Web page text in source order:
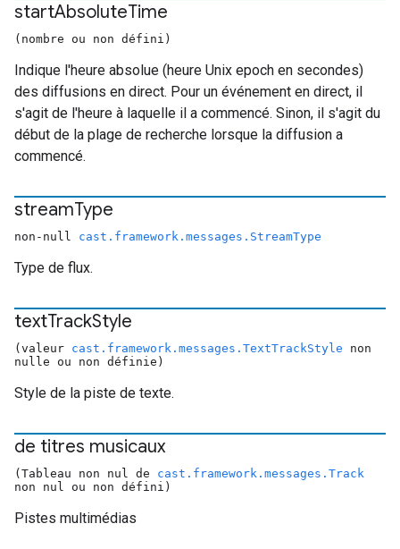
startAbsoluteTime
(nombre ou non défini)
Indique l'heure absolue (heure Unix epoch en secondes)
des diffusions en direct. Pour un événement en direct, il
s'agit de l'heure à laquelle il a commencé. Sinon, il s'agit du
début de la plage de recherche lorsque la diffusion a
commencé.
streamType
non-null cast.framework.messages.StreamType
Type de flux.
textTrackStyle
(valeur cast.framework.messages.TextTrackStyle non
nulle ou non définie)
Style de la piste de texte.
de titres musicaux
(Tableau non nul de cast.framework.messages.Track
non nul ou non défini)
Pistes multimédias